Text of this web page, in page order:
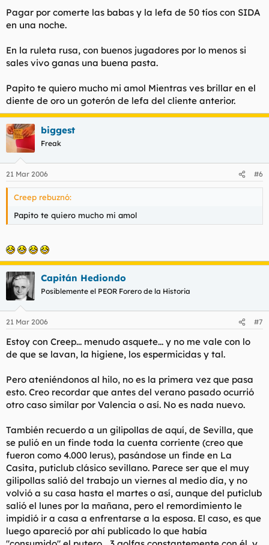
Pagar por comerte las babas y la lefa de 50 tíos con SIDA
en una noche.
En la ruleta rusa, con buenos jugadores por lo menos si
sales vivo ganas una buena pasta.
Papito te quiero mucho mi amol Mientras ves brillar en el
diente de oro un goterón de lefa del cliente anterior.
biggest
Freak
21 Mar 2006 #6
Creep rebuznó:
Papito te quiero mucho mi amol
Capitán Hediondo
Posiblemente el PEOR Forero de la Historia
21 Mar 2006 #7
Estoy con Creep... menudo asquete... y no me vale con lo
de que se lavan, la higiene, los espermicidas y tal.
Pero ateniéndonos al hilo, no es la primera vez que pasa
esto. Creo recordar que antes del verano pasado ocurrió
otro caso similar por Valencia o así. No es nada nuevo.
También recuerdo a un gilipollas de aquí, de Sevilla, que
se pulió en un finde toda la cuenta corriente (creo que
fueron como 4.000 lerus), pasándose un finde en La
Casita, puticlub clásico sevillano. Parece ser que el muy
gilipollas salió del trabajo un viernes al medio día, y no
volvió a su casa hasta el martes o así, aunque del puticlub
salió el lunes por la mañana, pero el remordimiento le
impidió ir a casa a enfrentarse a la esposa. El caso, es que
luego apareció por ahí publicado lo que había